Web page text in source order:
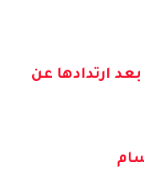
ارتدادها عن